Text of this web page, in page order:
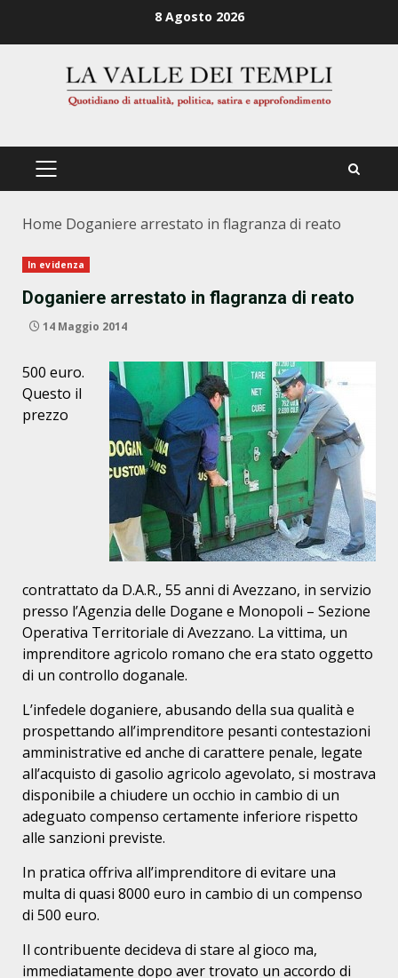
8 Agosto 2026
PRIMÄRES
Home Doganiere arrestato in flagranza di reato
In evidenza
Doganiere arrestato in flagranza di reato
14 Maggio 2014
500 euro.
Questo il
prezzo
contrattato da D.A.R., 55 anni di Avezzano, in servizio
presso l’Agenzia delle Dogane e Monopoli – Sezione
Operativa Territoriale di Avezzano. La vittima, un
imprenditore agricolo romano che era stato oggetto
di un controllo doganale.
L’infedele doganiere, abusando della sua qualità e
prospettando all’imprenditore pesanti contestazioni
amministrative ed anche di carattere penale, legate
all’acquisto di gasolio agricolo agevolato, si mostrava
disponibile a chiudere un occhio in cambio di un
adeguato compenso certamente inferiore rispetto
alle sanzioni previste.
In pratica offriva all’imprenditore di evitare una
multa di quasi 8000 euro in cambio di un compenso
di 500 euro.
Il contribuente decideva di stare al gioco ma,
immediatamente dopo aver trovato un accordo di